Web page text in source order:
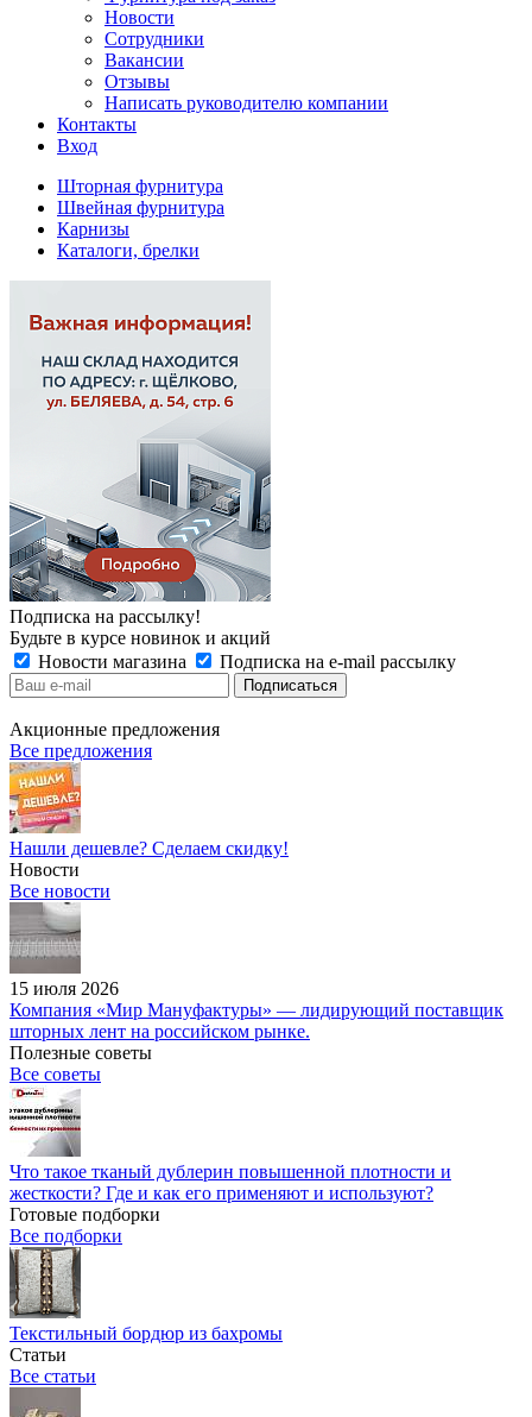
Новости
Сотрудники
Вакансии
Отзывы
Написать руководителю компании
Контакты
Вход
Шторная фурнитура
Швейная фурнитура
Карнизы
Каталоги, брелки
Подписка на рассылку!
Будьте в курсе новинок и акций
Новости магазина
Подписка на e-mail рассылку
Акционные предложения
Все предложения
Нашли дешевле? Сделаем скидку!
Новости
Все новости
15 июля 2026
Компания «Мир Мануфактуры» — лидирующий поставщик
шторных лент на российском рынке.
Полезные советы
Все советы
Что такое тканый дублерин повышенной плотности и
жесткости? Где и как его применяют и используют?
Готовые подборки
Все подборки
Текстильный бордюр из бахромы
Статьи
Все статьи